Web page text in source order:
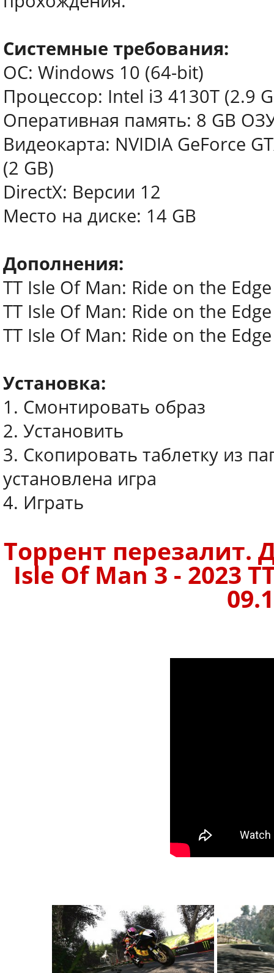
Системные требования:
ОС: Windows 10 (64-bit)
Процессор: Intel i3 4130T (2.9
Оперативная память: 8 GB
Видеокарта: NVIDIA GeForce
(2 GB)
DirectX: Версии 12
Место на диске: 14 GB
Дополнения:
TT Isle Of Man: Ride on the
TT Isle Of Man: Ride on the
TT Isle Of Man: Ride on the
Установка:
1. Смонтировать образ
2. Установить
3. Скопировать таблетку из
установлена игра
4. Играть
Торрент перезалит.
Isle Of Man 3 - 2023